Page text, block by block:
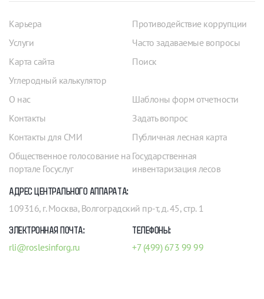
Карьера
Услуги
Карта сайта
Углеродный калькулятор
Противодействие коррупции
Часто задаваемые вопросы
Поиск
О нас
Контакты
Контакты для СМИ
Общественное голосование на
портале Госуслуг
Шаблоны форм отчетности
Задать вопрос
Публичная лесная карта
Государственная
инвентаризация лесов
АДРЕС ЦЕНТРАЛЬНОГО АППАРАТА:
109316, г. Москва, Волгоградский пр-т, д. 45, стр. 1
ЭЛЕКТРОННАЯ ПОЧТА:
rli@roslesinforg.ru
ТЕЛЕФОНЫ:
+7 (499) 673 99 99